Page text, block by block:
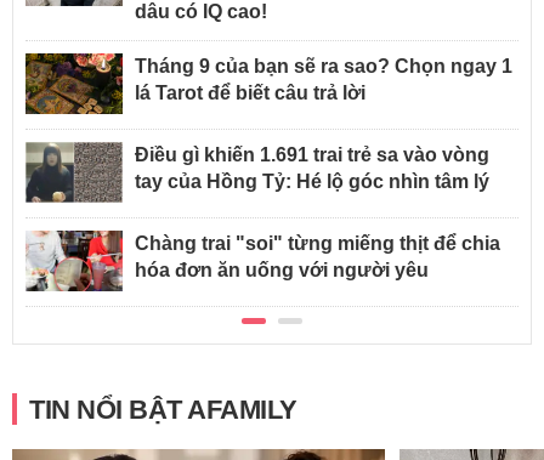
dâu có IQ cao!
Tháng 9 của bạn sẽ ra sao? Chọn ngay 1
lá Tarot để biết câu trả lời
Điều gì khiến 1.691 trai trẻ sa vào vòng
tay của Hồng Tỷ: Hé lộ góc nhìn tâm lý
Chàng trai "soi" từng miếng thịt để chia
hóa đơn ăn uống với người yêu
TIN NỔI BẬT AFAMILY